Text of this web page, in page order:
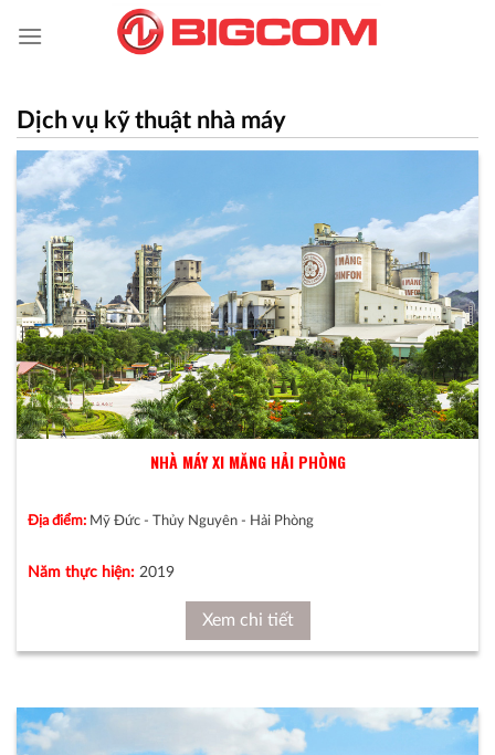
Dịch vụ kỹ thuật nhà máy
NHÀ MÁY XI MĂNG HẢI PHÒNG
Địa điểm: Mỹ Đức - Thủy Nguyên - Hải Phòng
Năm thực hiện: 2019
Xem chi tiết